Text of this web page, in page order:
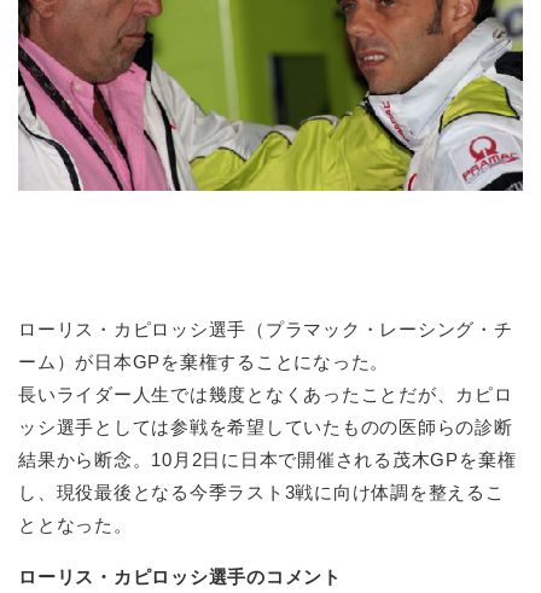
ローリス・カピロッシ選手（プラマック・レーシング・チ
ーム）が日本GPを棄権することになった。
長いライダー人生では幾度となくあったことだが、カピロ
ッシ選手としては参戦を希望していたものの医師らの診断
結果から断念。10月2日に日本で開催される茂木GPを棄権
し、現役最後となる今季ラスト3戦に向け体調を整えるこ
ととなった。
ローリス・カピロッシ選手のコメント